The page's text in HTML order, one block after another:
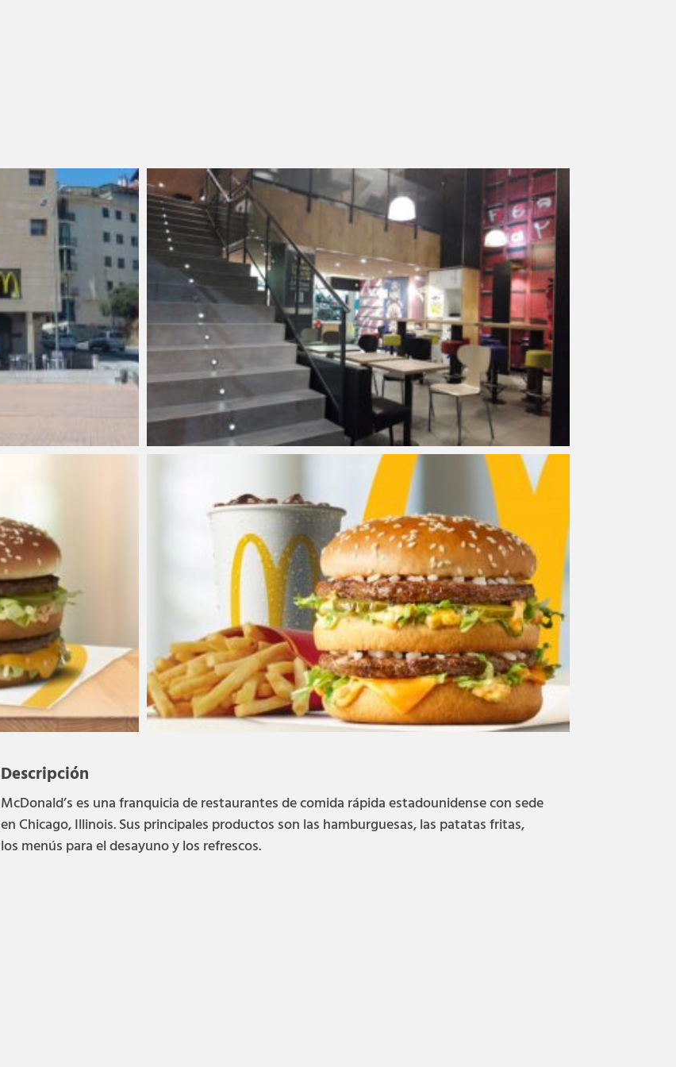
Descripción
McDonald’s es una franquicia de restaurantes de comida rápida estadounidense con sede
en Chicago, Illinois.​ Sus principales productos son las hamburguesas, las patatas fritas,
los menús para el desayuno y los refrescos.